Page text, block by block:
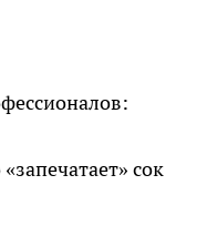
сок